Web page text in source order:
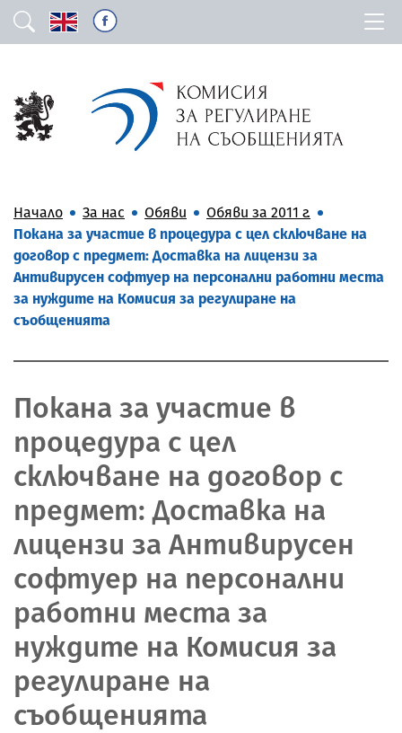
Начало За нас Обяви
Обяви за 2011 г.
Покана за участие в процедура с цел сключване на
договор с предмет: Доставка на лицензи за
Антивирусен софтуер на персонални работни места
за нуждите на Комисия за регулиране на
съобщенията
Покана за участие в
процедура с цел
сключване на договор с
предмет: Доставка на
лицензи за Антивирусен
софтуер на персонални
работни места за
нуждите на Комисия за
регулиране на
съобщенията